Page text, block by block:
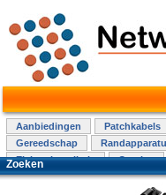
Aanbiedingen Patchkabels
Gereedschap
Elektra installatie
Overige
Zoeken